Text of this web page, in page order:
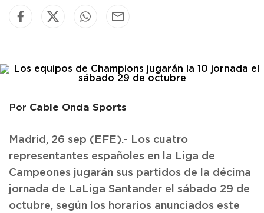
Por Cable Onda Sports
Madrid, 26 sep (EFE).- Los cuatro
representantes españoles en la Liga de
Campeones jugarán sus partidos de la décima
jornada de LaLiga Santander el sábado 29 de
octubre, según los horarios anunciados este